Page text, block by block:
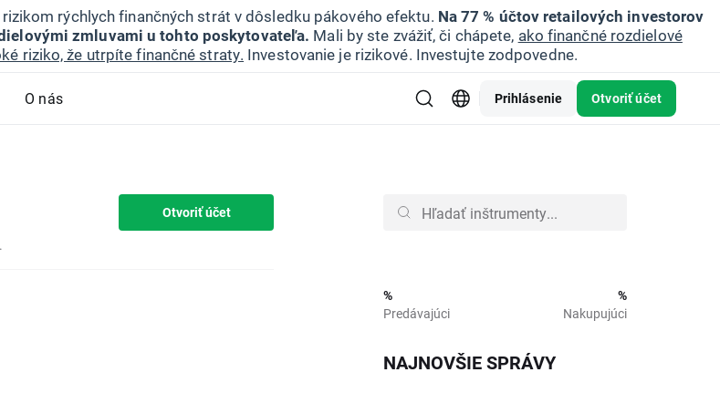
rýchlych finančných strát v dôsledku pákového efektu. Na 77 % účtov retailových investorov
zmluvami u tohto poskytovateľa. Mali by ste zvážiť, či chápete, ako finančné rozdielové
riziko, že utrpíte finančné straty. Investovanie je rizikové. Investujte zodpovedne.
O nás Prihlásenie Otvoriť účet
Otvoriť účet
%
Predávajúci
%
Nakupujúci
NAJNOVŠIE SPRÁVY